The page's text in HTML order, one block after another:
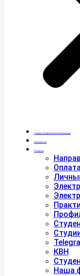
Сведения об образовательной организации
Абитуриентам
Студентам
КВН
Наша